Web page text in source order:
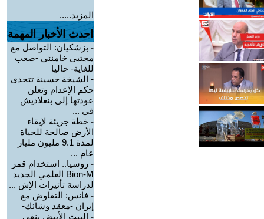
المزيد.....
احدث الأخبار المهمة
- بزشكيان: التواصل مع
مجتبى خامنئي -صعب
للغاية- حاليا
- الشيخة حسينة تتحدى
حكم الإعدام وتعلن
عودتها إلى بنغلاديش
في ...
- خطة جريئة لإبقاء
الأرض صالحة للحياة
لمدة 9.1 مليون مليار
عام ...
- روسيا.. استخدام قمر
Bion-M العلمي الجديد
لدراسة تأثيرات الإش ...
- فانس: التفاوض مع
إيران -معقد وشائك-
- البيت الأبيض ينفي